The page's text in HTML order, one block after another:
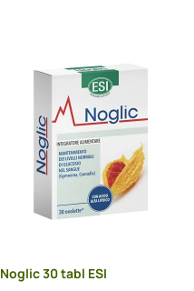
Noglic 30 tabl ESI